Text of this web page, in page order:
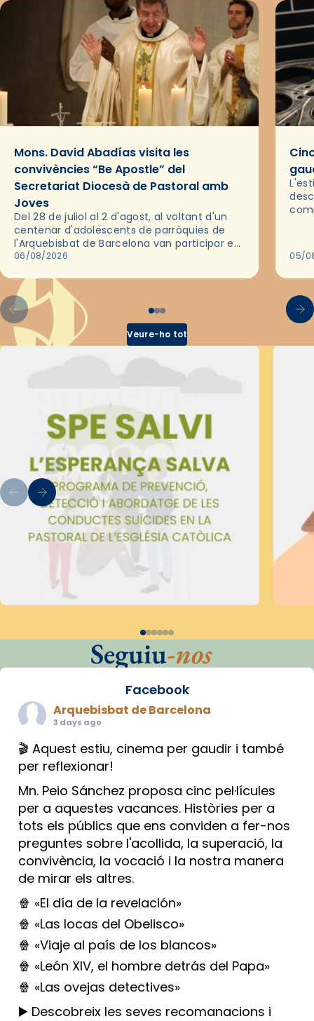
Mons. David Abadías visita les
convivències “Be Apostle” del
Secretariat Diocesà de Pastoral amb
Joves
Del 28 de juliol al 2 d'agost, al voltant d'un
centenar d'adolescents de parròquies de
l'Arquebisbat de Barcelona van participar en
les convivències Be Apostle, organitzades
06/08/2026 05/
Veure-ho tot
Seguiu-nos
Facebook
Arquebisbat de Barcelona
3 days ago
🎬 Aquest estiu, cinema per gaudir i també
per reflexionar!
Mn. Peio Sánchez proposa cinc pel·lícules
per a aquestes vacances. Històries per a
tots els públics que ens conviden a fer-nos
preguntes sobre l'acollida, la superació, la
convivència, la vocació i la nostra manera
de mirar els altres.
🍿 «El día de la revelación»
🍿 «Las locas del Obelisco»
🍿 «Viaje al país de los blancos»
🍿 «León XIV, el hombre detrás del Papa»
🍿 «Las ovejas detectives»
▶️ Descobreix les seves recomanacions i